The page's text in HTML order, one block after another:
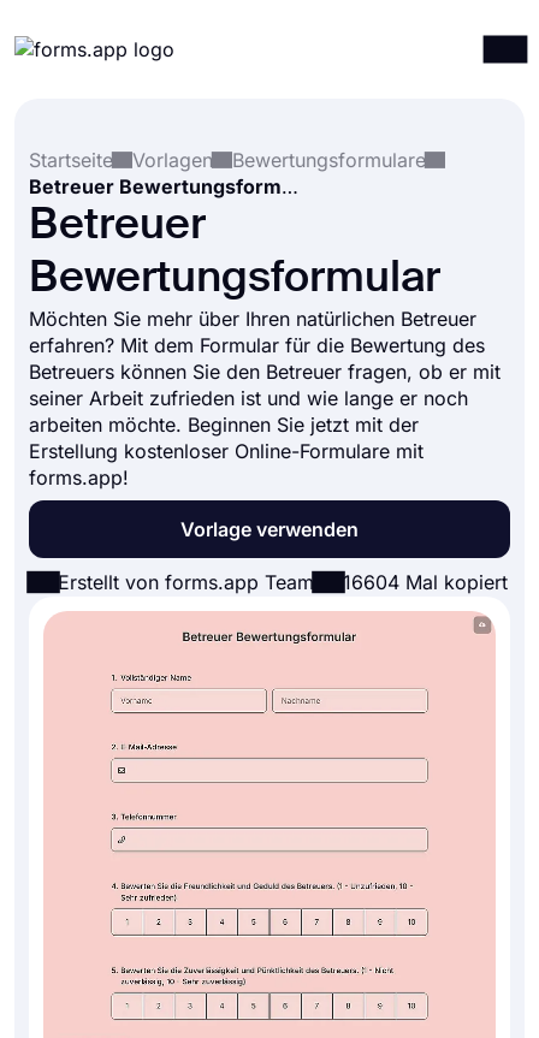
Integrationen
Vorlagen
Ressourcen
Startseite
Vorlagen
Bewertungsformulare
Betreuer Bewertungsformular
Betreuer
Bewertungsformular
Möchten Sie mehr über Ihren natürlichen Betreuer
erfahren? Mit dem Formular für die Bewertung des
Betreuers können Sie den Betreuer fragen, ob er mit
seiner Arbeit zufrieden ist und wie lange er noch
arbeiten möchte. Beginnen Sie jetzt mit der
Erstellung kostenloser Online-Formulare mit
forms.app!
Vorlage verwenden
Erstellt von forms.app Team 16604 Mal kopiert